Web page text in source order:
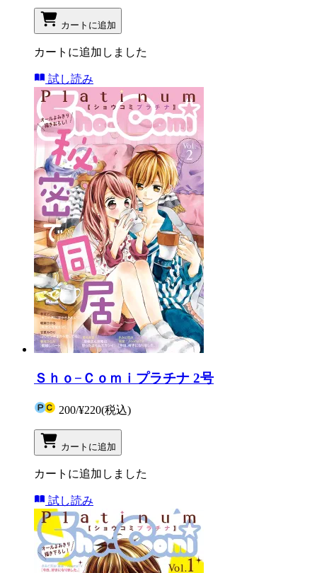
カートに追加
カートに追加しました
試し読み
Ｓｈｏ−Ｃｏｍｉプラチナ 2号
200/¥220(税込)
カートに追加
カートに追加しました
試し読み